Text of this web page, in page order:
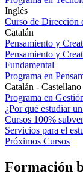
Inglés
Curso de Dirección
Catalán
Pensamiento y
Pensamiento y
Fundamental
Programa en
Catalán -
Programa en
¿Por qué estudiar
Cursos 100%
Servicios para el
Próximos Cursos
Formación